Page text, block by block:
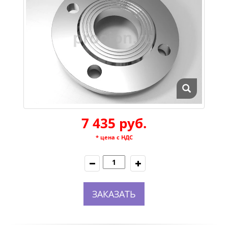
7 435 руб.
* цена с НДС
ЗАКАЗАТЬ